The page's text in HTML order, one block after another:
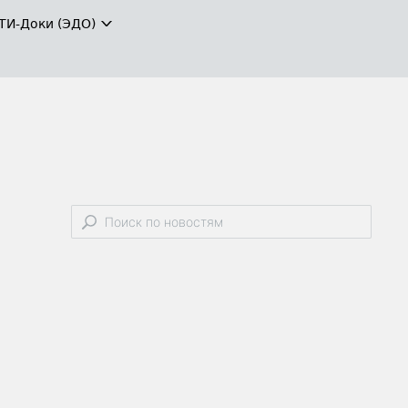
Доки (ЭДО)